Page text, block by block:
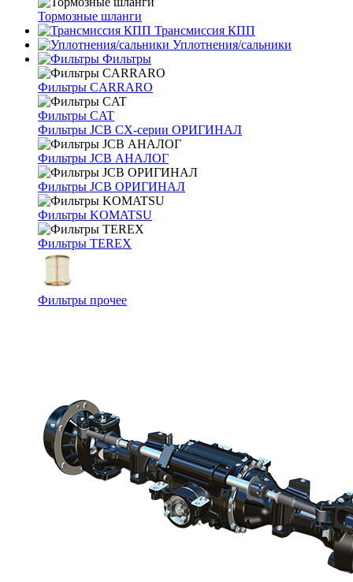
Тормозные шланги
Трансмиссия КПП
Уплотнения/сальники
Фильтры
Фильтры CARRARO
Фильтры CAT
Фильтры JCB CX-серии ОРИГИНАЛ
Фильтры JCB АНАЛОГ
Фильтры JCB ОРИГИНАЛ
Фильтры KOMATSU
Фильтры TEREX
Фильтры прочее